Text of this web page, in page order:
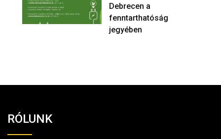
Debrecen a
fenntarthatóság
jegyében
RÓLUNK